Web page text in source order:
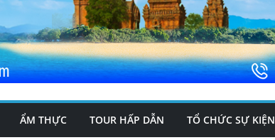
ẨM THỰC TOUR HẤP DẪN TỔ CHỨC SỰ KIỆN